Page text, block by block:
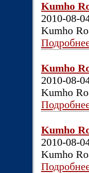
Kumho
2010-08-
Kumho
Kumho
2010-08-
Kumho
Kumho
2010-08-
Kumho